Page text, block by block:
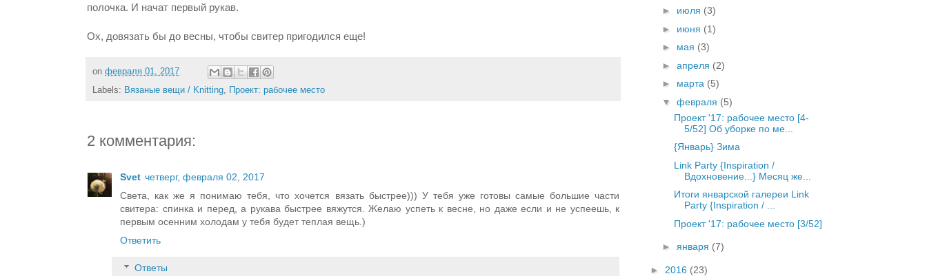
полочка. И начат первый рукав.
Ох, довязать бы до весны, чтобы свитер пригодился еще!
on февраля 01, 2017
Labels: Вязаные вещи / Knitting Проект: рабочее место
2 комментария:
Svet четверг, февраля 02, 2017
Света, как же я понимаю тебя, что хочется вязать быстрее))) У тебя уже готовы самые большие части
свитера: спинка и перед, а рукава быстрее вяжутся. Желаю успеть к весне, но даже если и не успеешь, к
первым осенним холодам у тебя будет теплая вещь.)
Ответить
Ответы
► июля (3)
► июня (1)
► мая (3)
► апреля (2)
► марта (5)
▼ февраля (5)
Проект '17: рабочее место [4-
5/52] Об уборке по ме...
{Январь} Зима
Link Party {Inspiration /
Вдохновение...} Месяц же...
Итоги январской галереи Link
Party {Inspiration / ...
Проект '17: рабочее место [3/52]
► января (7)
► 2016 (23)